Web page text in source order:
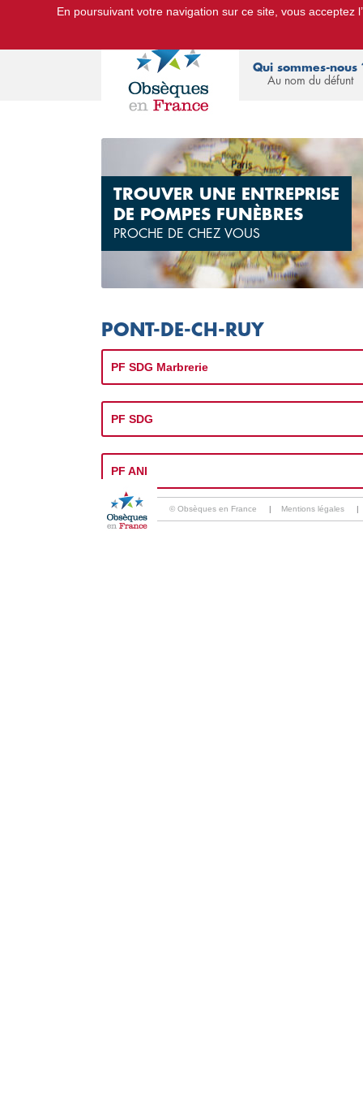
Le Portail d'Informations Obsèques :devis
Qui sommes-nous
Au nom du défunt
TROUVER UNE ENTREPRISE
DE POMPES FUNÈBRES
PROCHE DE CHEZ VOUS
PONT-DE-CH-RUY
PF SDG Marbrerie
PF SDG
PF ANI
© Obsèques en France | Mentions légales |
En poursuivant votre navigation sur ce site, vous